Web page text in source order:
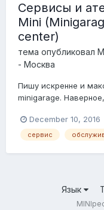
Сервисы и
Mini
center)
тема опубликовал
- Москва
Пишу искренне и
minigarage.
глобальное (пока и
вроде прокладок,
December 10, 2016
сервис
Язык